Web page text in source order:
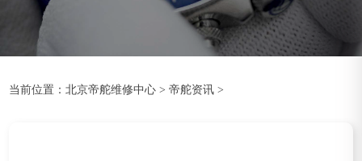
当前位置：北京帝舵维修中心 >帝舵资讯 >